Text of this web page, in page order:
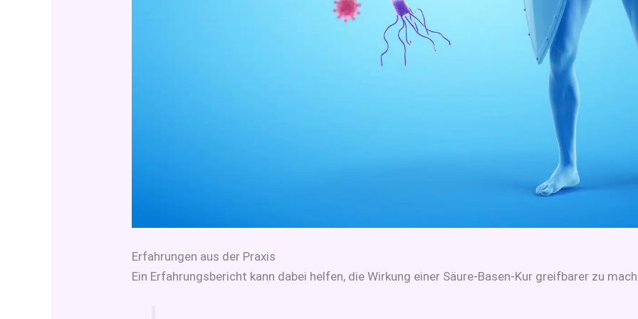
Erfahrungen aus der Praxis
Ein Erfahrungsbericht kann dabei helfen, die Wirkung einer Säure-Basen-Kur greifbarer zu